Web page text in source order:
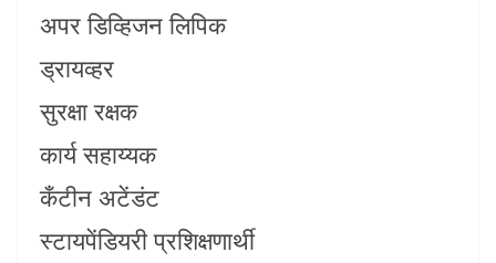
अपर डिव्हिजन लिपिक
ड्रायव्हर
सुरक्षा रक्षक
कार्य सहाय्यक
कँटीन अटेंडंट
स्टायपेंडियरी प्रशिक्षणार्थी